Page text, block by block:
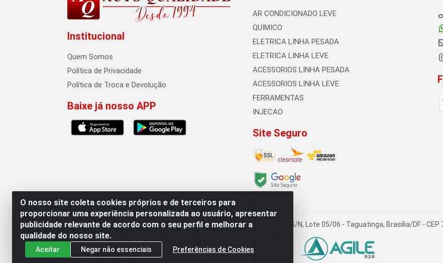
O nosso site coleta cookies próprios e de terceiros para
proporcionar uma experiência personalizada ao usuário, apresentar
publicidade relevante de acordo com o seu perfil e melhorar a
qualidade do nosso site.
Aceitar Negar não essenciais Preferências de Cookies
Institucional
Quem Somos
Política de Privacidade
Política de Troca e Devolução
Baixe já nosso APP
AR CONDICIONADO LEVE
QUIMICO
ELETRICA LINHA PESADA
ELETRICA LINHA LEVE
ACESSORIOS LINHA PESADA
ACESSORIOS LINHA LEVE
FERRAMENTAS
INJECAO
Site Seguro
Auto Qualidade Comercio de Pecas LTDA - Quadra Qi 23, S/N, Lote 05/06 - Taguatinga, Brasília/DF -